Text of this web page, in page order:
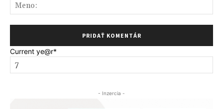
Current ye@r*
- Inzercia -